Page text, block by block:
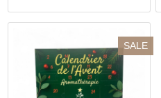
SALE